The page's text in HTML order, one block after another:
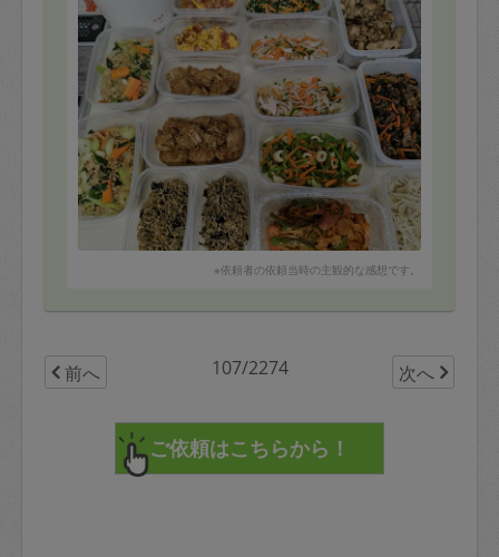
※依頼者の依頼当時の主観的な感想です。
前へ 107/2274 次へ